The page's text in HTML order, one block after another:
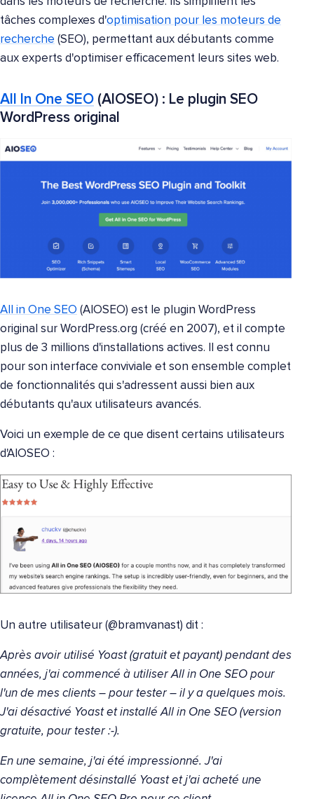
tâches complexes d'optimisation pour les moteurs de
recherche (SEO), permettant aux débutants comme
aux experts d'optimiser efficacement leurs sites web.
All In One SEO (AIOSEO) : Le plugin SEO
WordPress original
All in One SEO (AIOSEO) est le plugin WordPress
original sur WordPress.org (créé en 2007), et il compte
plus de 3 millions d'installations actives. Il est connu
pour son interface conviviale et son ensemble complet
de fonctionnalités qui s'adressent aussi bien aux
débutants qu'aux utilisateurs avancés.
Voici un exemple de ce que disent certains utilisateurs
d'AIOSEO :
Un autre utilisateur (@bramvanast) dit :
Après avoir utilisé Yoast (gratuit et payant) pendant des
années, j'ai commencé à utiliser All in One SEO pour
l'un de mes clients – pour tester – il y a quelques mois.
J'ai désactivé Yoast et installé All in One SEO (version
gratuite, pour tester :-).
En une semaine, j'ai été impressionné. J'ai
complètement désinstallé Yoast et j'ai acheté une